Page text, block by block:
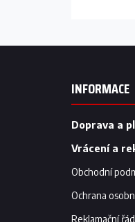
Z
INFORMACE
Doprava a
Vrácení a
Obchodní
Ochrana
Reklamační řád